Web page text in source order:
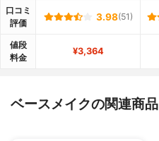
口コミ
評価
3.98(51)
値段
料金
¥3,364
ベースメイクの関連商品